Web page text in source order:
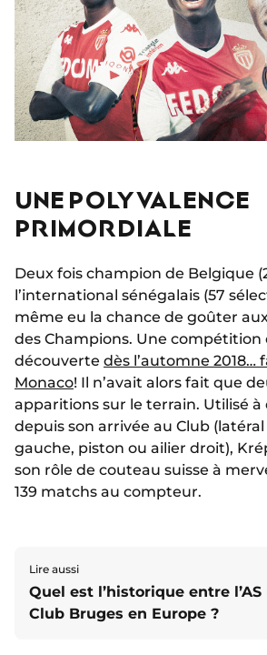
UNE POLYVALENCE
PRIMORDIALE
Deux fois champion de Belgique
l’international sénégalais (57
même eu la chance de goûter
des Champions. Une compétition
découverte dès l’automne 2018…
Monaco! Il n’avait alors fait que
apparitions sur le terrain. Utilisé
depuis son arrivée au Club
gauche, piston ou ailier droit),
son rôle de couteau suisse à
139 matchs au compteur.
Lire aussi
Quel est l’historique entre
Club Bruges en Europe ?